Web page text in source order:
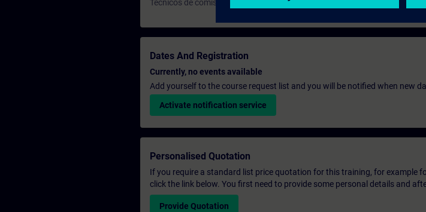
Técnicos de comissionamento.
Dates And Registration
Currently, no events available
Add yourself to the course request list and you will be notified when new
Activate notification service
Personalised Quotation
If you require a standard list price quotation for this training, for example
click the link below. You first need to provide some personal details and
Provide Quotation